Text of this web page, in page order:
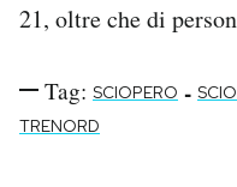
21, oltre che di
Tag: SCIOPERO -
TRENORD